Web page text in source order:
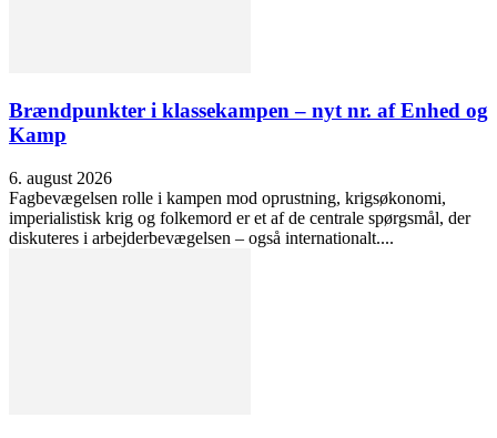
Brændpunkter i klassekampen – nyt nr. af Enhed og
Kamp
6. august 2026
Fagbevægelsen rolle i kampen mod oprustning, krigsøkonomi,
imperialistisk krig og folkemord er et af de centrale spørgsmål, der
diskuteres i arbejderbevægelsen – også internationalt....